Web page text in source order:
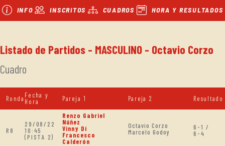
INFO INSCRITOS CUADROS HORA Y RESULTADOS
Listado de Partidos - MASCULINO - Octavio Corzo
Cuadro
Ronda Fecha y
Hora
Pareja 1 Pareja 2 Resultado
R8
29/08/22
10:45
(PISTA 2)
Renzo Gabriel
Núñez
Vinny Di
Francesco
Calderón
Octavio Corzo
Marcelo Godoy
6-1 /
6-4